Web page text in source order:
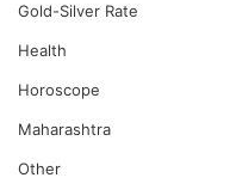
Gold-Silver Rate
Health
Horoscope
Maharashtra
Other